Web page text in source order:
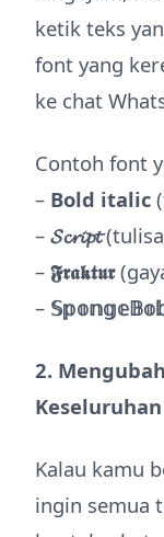
ketik teks
font yang
ke chat
Contoh font
– Bold italic
– 𝓢𝓬𝓻𝓲𝓹𝓽
– 𝕱𝖗𝖆𝖐𝖙𝖚𝖗
–
2.
Keseluruhan
Kalau kamu
ingin semua